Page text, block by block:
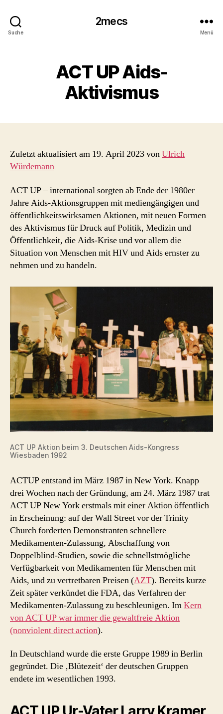
Suche
2mecs
Menü
ACT UP Aids-
Aktivismus
Zuletzt aktualisiert am 19. April 2023 vonUlrich
Würdemann
ACT UP – international sorgten ab Ende der 1980er
Jahre Aids-Aktionsgruppen mit mediengängigen und
öffentlichkeitswirksamen Aktionen, mit neuen Formen
des Aktivismus für Druck auf Politik, Medizin und
Öffentlichkeit, die Aids-Krise und vor allem die
Situation von Menschen mit HIV und Aids ernster zu
nehmen und zu handeln.
ACT UP Aktion beim 3. Deutschen Aids-Kongress
Wiesbaden 1992
ACTUP entstand im März 1987 in New York. Knapp
drei Wochen nach der Gründung, am 24. März 1987 trat
ACT UP New York erstmals mit einer Aktion öffentlich
in Erscheinung: auf der Wall Street vor der Trinity
Church forderten Demonstranten schnellere
Medikamenten-Zulassung, Abschaffung von
Doppelblind-Studien, sowie die schnellstmögliche
Verfügbarkeit von Medikamenten für Menschen mit
Aids, und zu vertretbaren Preisen (AZT). Bereits kurze
Zeit später verkündet die FDA, das Verfahren der
Medikamenten-Zulassung zu beschleunigen. ImKern
von ACT UP war immer die gewaltfreie Aktion
(nonviolent direct action).
In Deutschland wurde die erste Gruppe 1989 in Berlin
gegründet. Die ‚Blütezeit‘ der deutschen Gruppen
endete im wesentlichen 1993.